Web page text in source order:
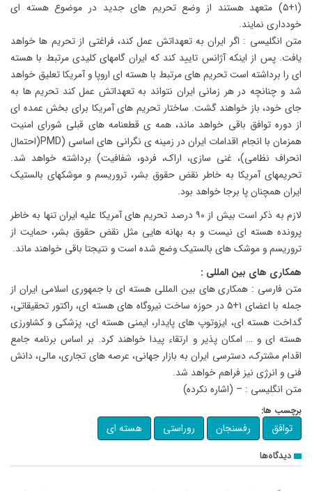
(۱+۵) متعهد هستند از وضع تحریم های جدید در موضوع هسته ای
خودداری نمایند.
متن انگلیسی : اگر ایران به تعهداتش عمل کند، فراغتی از تحریم ها خواهد
یافت. پس از اینکه آژانس تایید کند که ایران گامهای کلیدی مرتبط با هسته
ای را برداشته است تحریم های مرتبط با هسته ای اروپا و آمریکا تعلیق خواهد
شد و چنانچه در هر زمانی ایران نتواند به تعهداتش عمل کند تحریم ها به
جای خود، باز خواهند گشت. ساختار تحریم های آمریکا برای بخش عمده ای
از دوره توافق باقی خواهد ماند، همه ی قطعنامه های قبلی شورای امنیت
همزمان با انجام اقدامات ایران در زمینه ی نگرانی های اساسی (PMD(احتمال
انحراف نظامی)، غنی سازی، اراک، فردو، شفافیت) برداشته خواهد شد.
تحریمهای آمریکا به خاطر نقض حقوق بشر، تروریسم و موشکهای بالستیک
ایران همچنان پا برجا خواهد بود.
لازم به ذکر است بیش از ۹۰ درصد تحریم های آمریکا علیه ایران تنها به خاطر
پرونده هسته ای نیست و به بهانه هایی مثل نقض حقوق بشر، حمایت از
تروریسم و موشک های بالستیک وضع شده است و نتیجتا باقی خواهند ماند.
همکاری های بین المللی :
متن فارسی : همکاری های بین المللی هسته ای با جمهوری اسلامی ایران از
جمله با اعضای ۱+۵ در حوزه ساخت نیروگاه های هسته ای، راکتور تحقیقاتی،
گداخت هسته ای، ایزوتوپ های پایدار، ایمنی هسته ای، پزشکی و کشاورزی
هسته ای و … امکان پذیر و ارتقاء پیدا خواهند کرد. بر اساس برنامه جامع
اقدام مشترک، دسترسی ایران به بازار جهانی، عرصه های تجاری، مالی، دانش
فنی و انرژی نیز فراهم خواهد شد.
متن انگلیسی : – (اشاره نکرده)
برچسب ها:
توافق رفسنجان روراستی هسته ای
دیدگاه‌ها